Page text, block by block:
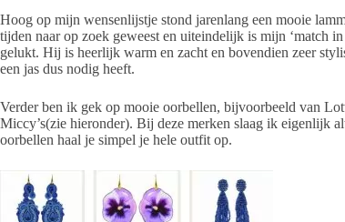
Hoog op mijn wensenlijstje stond jarenlang een mooie
tijden naar op zoek geweest en uiteindelijk is mijn ‘match in
gelukt. Hij is heerlijk warm en zacht en bovendien zeer
een jas dus nodig heeft.
Verder ben ik gek op mooie oorbellen, bijvoorbeeld van
Miccy’s(zie hieronder). Bij deze merken slaag ik eigenlijk
oorbellen haal je simpel je hele outfit op.